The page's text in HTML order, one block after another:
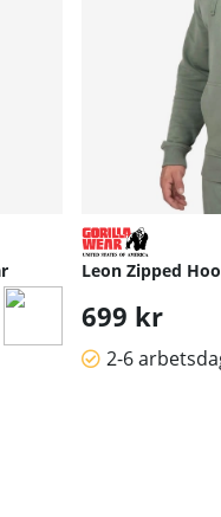
Leon Zipped
699 kr
2-6